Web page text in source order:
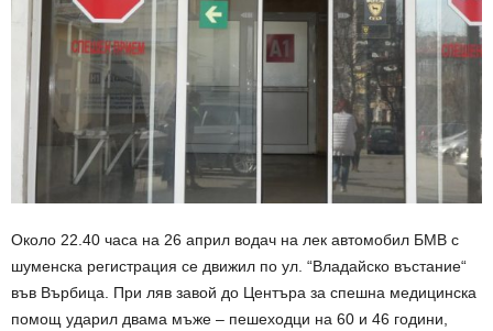
Около 22.40 часа на 26 април водач на лек автомобил БМВ с
шуменска регистрация се движил по ул. “Владайско въстание“
във Върбица. При ляв завой до Центъра за спешна медицинска
помощ ударил двама мъже – пешеходци на 60 и 46 години,